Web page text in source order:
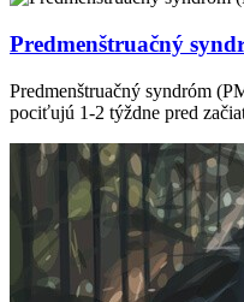
Predmenštruačný
Predmenštruačný syndróm
pociťujú 1-2 týždne pred